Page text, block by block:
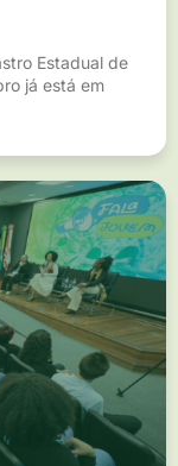
Estadual de
já está em